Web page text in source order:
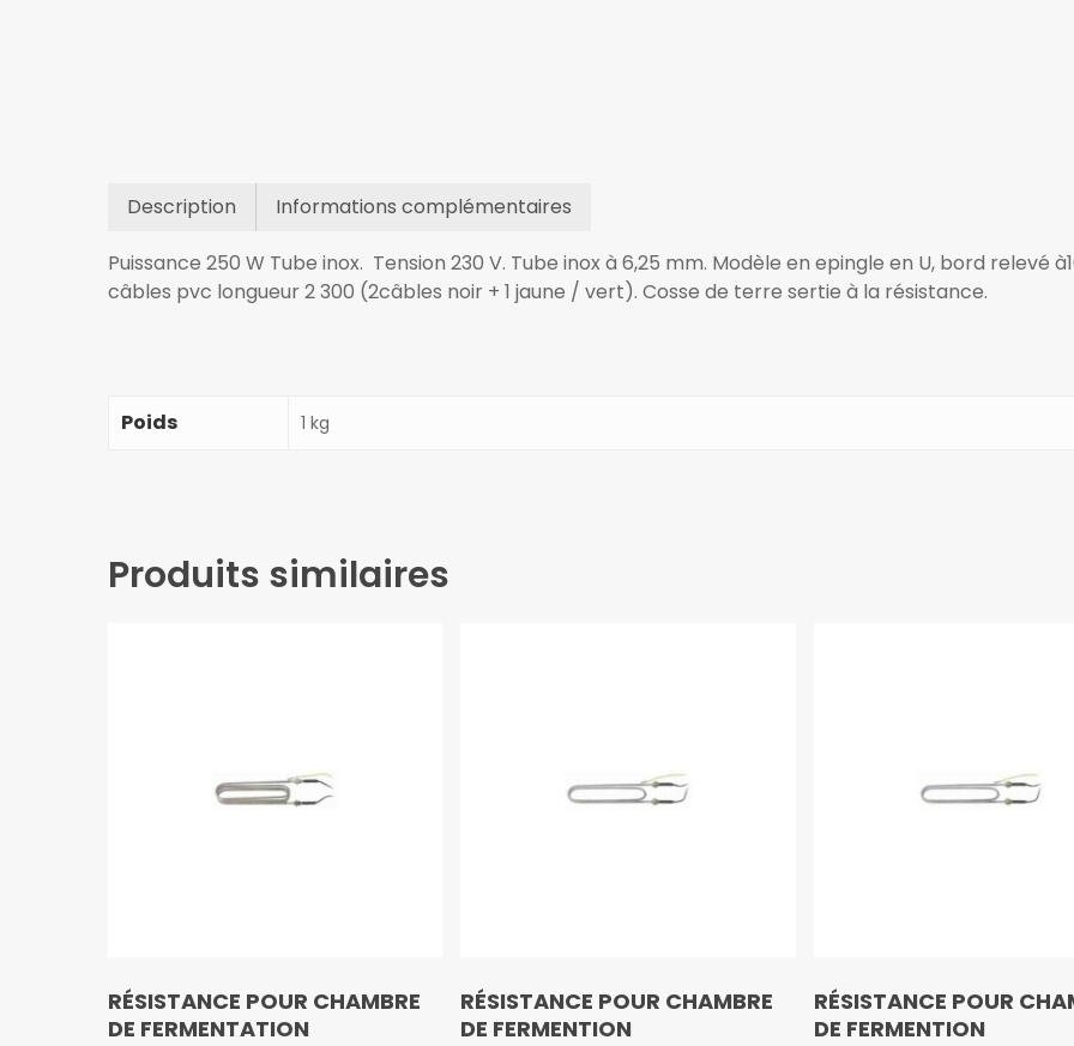
Description Informations complémentaires
Puissance 250 W Tube inox. Tension 230 V. Tube inox à 6,25 mm. Modèle en epingle en U, bord relevé
câbles pvc longueur 2 300 (2câbles noir + 1 jaune / vert). Cosse de terre sertie à la résistance.
Poids 1 kg
Produits similaires
RÉSISTANCE POUR CHAMBRE
DE FERMENTATION
RÉSISTANCE POUR CHAMBRE
DE FERMENTION
RÉSISTANCE POUR
DE FERMENTION